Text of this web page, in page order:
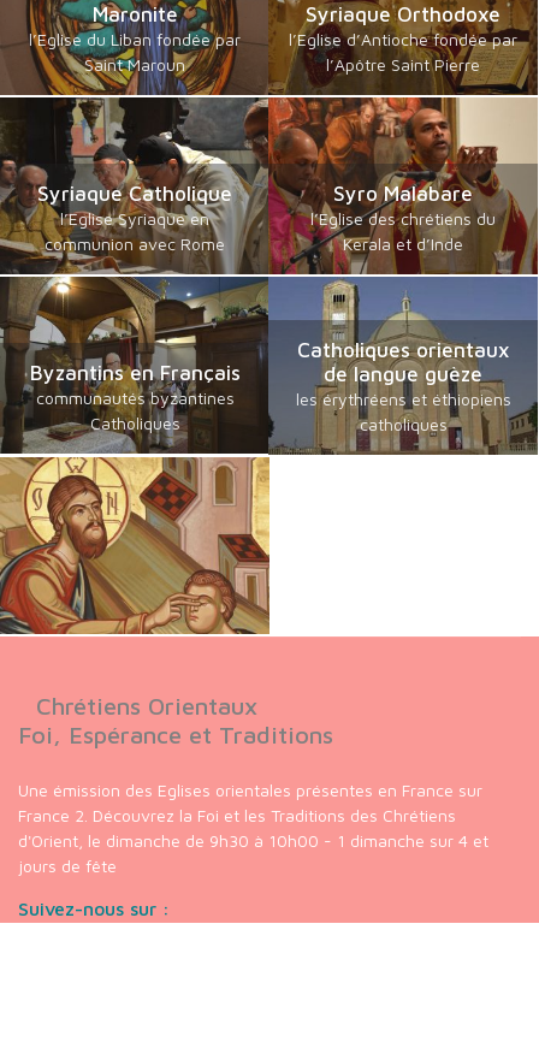
Maronite
l’Eglise du Liban fondée par
Saint Maroun
Syriaque Orthodoxe
l’Eglise d’Antioche fondée par
l’Apôtre Saint Pierre
Syriaque Catholique
l’Eglise Syriaque en
communion avec Rome
Syro Malabare
l’Eglise des chrétiens du
Kerala et d’Inde
Byzantins en Français
communautés byzantines
Catholiques
Catholiques orientaux
de langue guèze
les érythréens et éthiopiens
catholiques
Chrétiens Orientaux
Foi, Espérance et Traditions
Une émission des Eglises orientales présentes en France sur
France 2. Découvrez la Foi et les Traditions des Chrétiens
d'Orient, le dimanche de 9h30 à 10h00 - 1 dimanche sur 4 et
jours de fête
Suivez-nous sur :